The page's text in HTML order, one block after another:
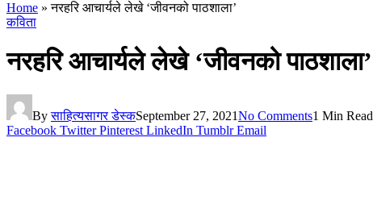
Home »नरहरि आचार्यले लेखे ‘जीवनको पाठशाला’
कविता
नरहरि आचार्यले लेखे ‘जीवनको पाठशाला’
By साहित्यसागर डेस्कSeptember 27, 2021No Comments1 Min Read
Facebook Twitter Pinterest LinkedIn Tumblr Email